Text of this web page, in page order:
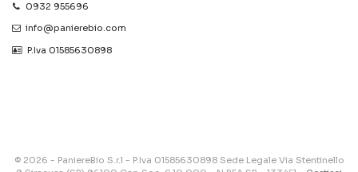
0932 955696
info@panierebio.com
‎‎‎‎‎ P.Iva 01585630898
© 2026 - PaniereBio S.r.l - P.Iva 01585630898 Sede Legale Via Stentinello